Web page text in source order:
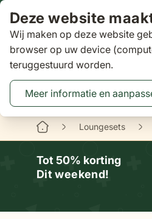
Deze website
Wij maken op deze website
browser op uw device
teruggestuurd worden.
Meer informatie en
Ga naar de inhoud
AanbiedingenTuinsets
Binnen 3 dagengratis
Loungesets
Tot 50% korting
Dit weekend!